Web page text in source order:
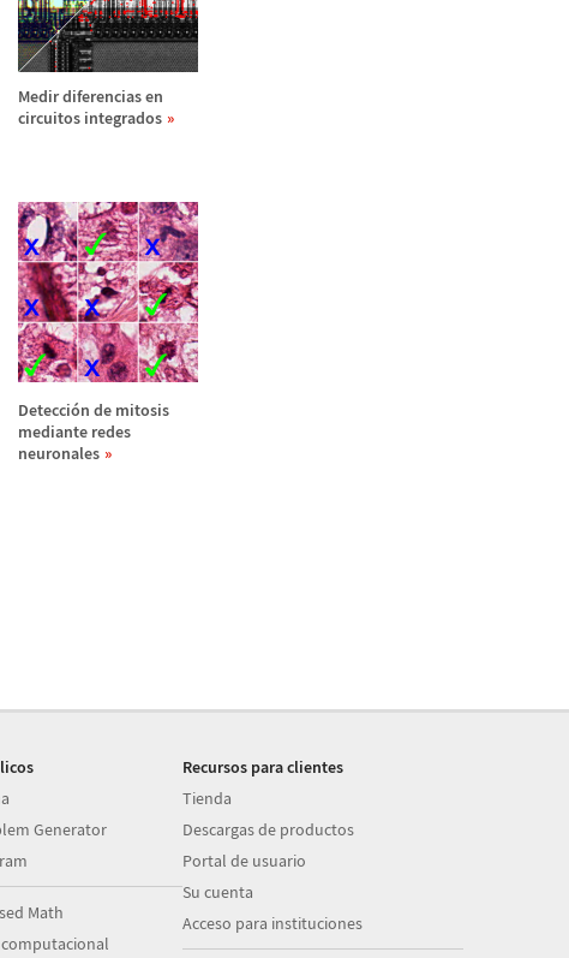
Medir diferencias en
circuitos integrados
Detección de mitosis
mediante redes
neuronales
Generator
Math
Recursos para clientes
Tienda
Descargas de productos
Portal de usuario
Su cuenta
Acceso para instituciones